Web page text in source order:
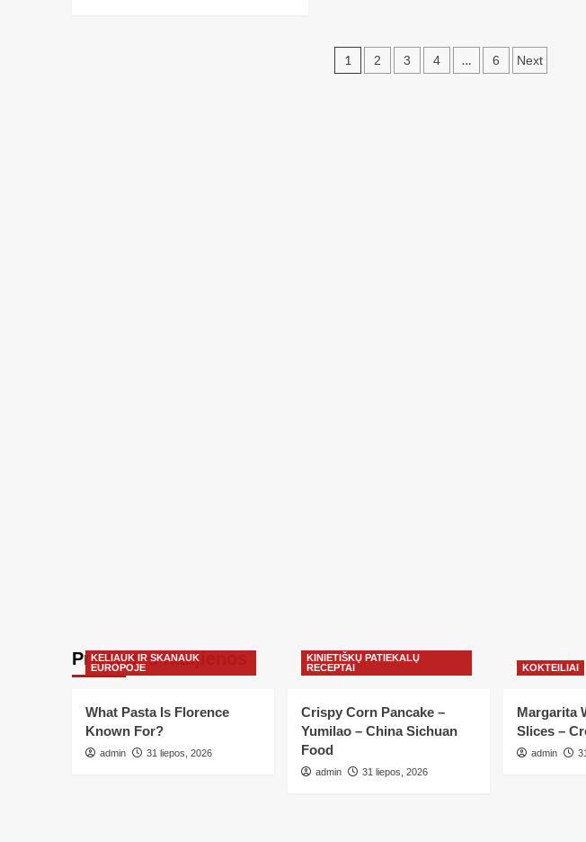
1 2 3 4 … 6 Next
Praleistos naujienos
KELIAUK IR SKANAUK
EUROPOJE
What Pasta Is Florence
Known For?
admin 31 liepos, 2026
KINIETIŠKŲ PATIEKALŲ
RECEPTAI
Crispy Corn Pancake –
Yumilao – China Sichuan
Food
admin 31 liepos, 2026
KOKTEILIAI
Margarita
Slices –
admin